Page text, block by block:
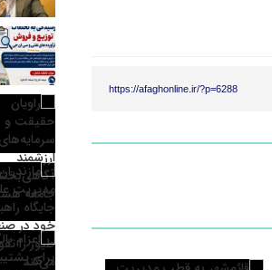
https://afaghonline.ir/?p=6288